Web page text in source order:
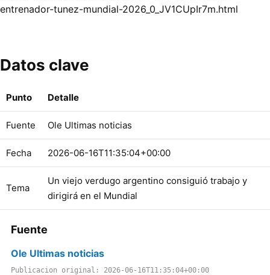
entrenador-tunez-mundial-2026_0_JV1CUpIr7m.html
Datos clave
Punto Detalle
Fuente Ole Ultimas noticias
Fecha 2026-06-16T11:35:04+00:00
Tema
Un viejo verdugo argentino consiguió trabajo y
dirigirá en el Mundial
Fuente
Ole Ultimas noticias
Publicacion original: 2026-06-16T11:35:04+00:00